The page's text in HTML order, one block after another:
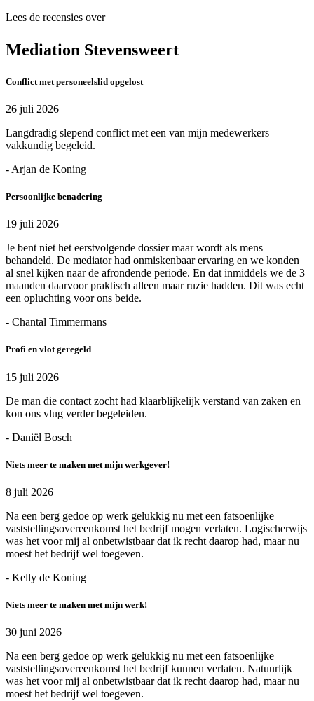
Lees de recensies over
Mediation Stevensweert
Conflict met personeelslid opgelost
26 juli 2026
Langdradig slepend conflict met een van mijn medewerkers
vakkundig begeleid.
- Arjan de Koning
Persoonlijke benadering
19 juli 2026
Je bent niet het eerstvolgende dossier maar wordt als mens
behandeld. De mediator had onmiskenbaar ervaring en we konden
al snel kijken naar de afrondende periode. En dat inmiddels we de 3
maanden daarvoor praktisch alleen maar ruzie hadden. Dit was echt
een opluchting voor ons beide.
- Chantal Timmermans
Profi en vlot geregeld
15 juli 2026
De man die contact zocht had klaarblijkelijk verstand van zaken en
kon ons vlug verder begeleiden.
- Daniël Bosch
Niets meer te maken met mijn werkgever!
8 juli 2026
Na een berg gedoe op werk gelukkig nu met een fatsoenlijke
vaststellingsovereenkomst het bedrijf mogen verlaten. Logischerwijs
was het voor mij al onbetwistbaar dat ik recht daarop had, maar nu
moest het bedrijf wel toegeven.
- Kelly de Koning
Niets meer te maken met mijn werk!
30 juni 2026
Na een berg gedoe op werk gelukkig nu met een fatsoenlijke
vaststellingsovereenkomst het bedrijf kunnen verlaten. Natuurlijk
was het voor mij al onbetwistbaar dat ik recht daarop had, maar nu
moest het bedrijf wel toegeven.